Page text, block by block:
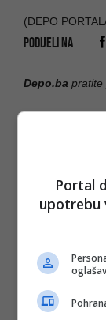
(DEPO
PODIJELI NA
Depo.ba pratite
Portal
upotrebu